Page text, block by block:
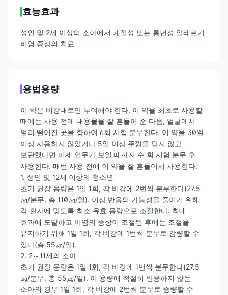
효능효과
성인 및 2세 이상의 소아에서 계절성 또는 통년성 알레르기
비염 증상의 치료
용법용량
이 약은 비강내로만 투여해야 한다. 이 약을 최초로 사용할
때에는 사용 전에 내용물을 잘 흔들어 준 다음, 얼굴에서
멀리 떨어진 곳을 향하여 6회 시험 분무한다. 이 약을 30일
이상 사용하지 않았거나 5일 이상 뚜껑을 닫지 않고
보관했다면 미세 연무가 보일 때까지 수 회 시험 분무 후
사용한다. 매번 사용 전에 이 약을 잘 흔들어서 사용한다.
1. 성인 및 12세 이상의 청소년
초기 권장 용량은 1일 1회, 각 비강에 2번씩 분무한다(27.5
㎍/분무, 총 110㎍/일). 이상 반응의 가능성을 줄이기 위해
각 환자에 맞도록 최소 유효 용량으로 조절한다. 최대
효과에 도달하고 비염의 증상이 조절된 후에는 조절을
유지하기 위해 1일 1회, 각 비강에 1번씩 분무로 감량할 수
있다(총 55㎍/일).
2. 2～11세의 소아
초기 권장 용량은 1일 1회, 각 비강에 1번씩 분무한다(27.5
㎍/분무, 총 55㎍/일). 이 용량에 적절히 반응하지 않는
소아의 경우 1일 1회, 각 비강에 2번씩 분무로 증량할 수